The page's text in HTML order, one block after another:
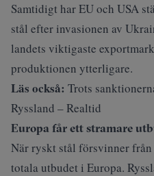
Samtidigt har EU och USA
stål efter invasionen av
landets viktigaste
produktionen ytterligare.
Läs också: Trots
Ryssland – Realtid
Europa får ett stramare
När ryskt stål försvinner från
totala utbudet i Europa.